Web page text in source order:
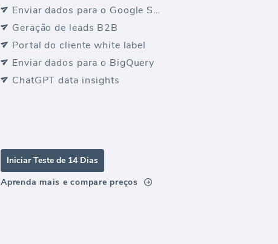
Enviar dados para o Google Sheets
Geração de leads B2B
Portal do cliente white label
Enviar dados para o BigQuery
ChatGPT data insights
Iniciar Teste de 14 Dias
Aprenda mais e compare preços